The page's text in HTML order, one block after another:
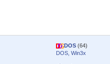
DOS(64)
DOS, Win3x